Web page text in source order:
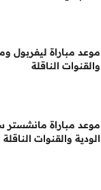
موعد مباراة ليفربول
والقنوات الناقلة
موعد مباراة مانشستر
الودية والقنوات الناقلة